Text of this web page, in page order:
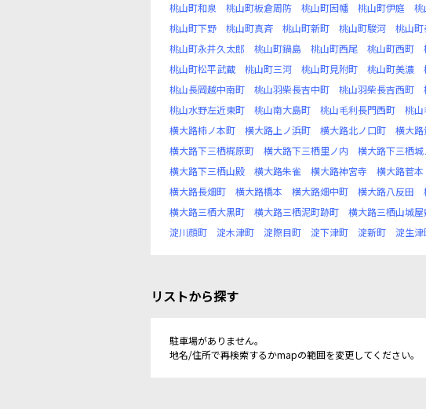
桃山町和泉
桃山町板倉周防 桃山町因幡 桃山町伊庭 桃
桃山町下野
桃山町真斉 桃山町新町 桃山町駿河 桃山
桃山町永井久太郎
桃山町鍋島 桃山町西尾 桃山町西町
桃山町松平武蔵
桃山町三河 桃山町見附町 桃山町美濃
桃山長岡越中南町
桃山羽柴長吉中町 桃山羽柴長吉西町
桃山水野左近東町
桃山南大島町 桃山毛利長門西町 桃山
横大路柿ノ本町
横大路上ノ浜町 横大路北ノ口町 横大路
横大路下三栖梶原町
横大路下三栖里ノ内 横大路下三栖
横大路下三栖山殿
横大路朱雀 横大路神宮寺 横大路菅本
横大路長畑町
横大路橋本 横大路畑中町 横大路八反田
横大路三栖大黒町
横大路三栖泥町跡町 横大路三栖山城屋
淀川顔町
淀木津町 淀際目町 淀下津町 淀新町 淀生津
リストから探す
駐車場がありません。
地名/住所で再検索するかmapの範囲を変更してください。